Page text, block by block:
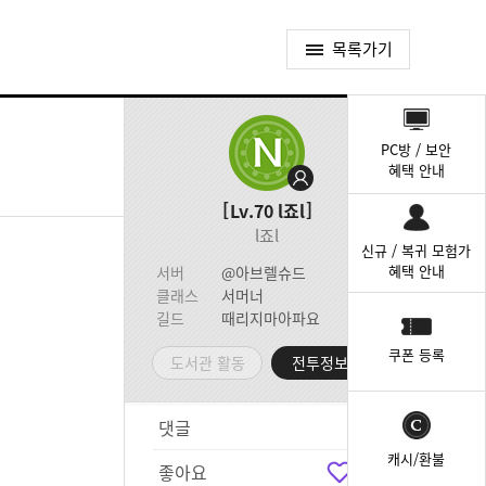
목록가기
Lv.70 l죠l
l죠l
서버
@아브렐슈드
클래스
서머너
길드
때리지마아파요
도서관 활동 전투정보실
댓글
좋아요
PC방 / 보안
혜택 안내
신규 / 복귀 모험가
혜택 안내
쿠폰 등록
캐시/환불